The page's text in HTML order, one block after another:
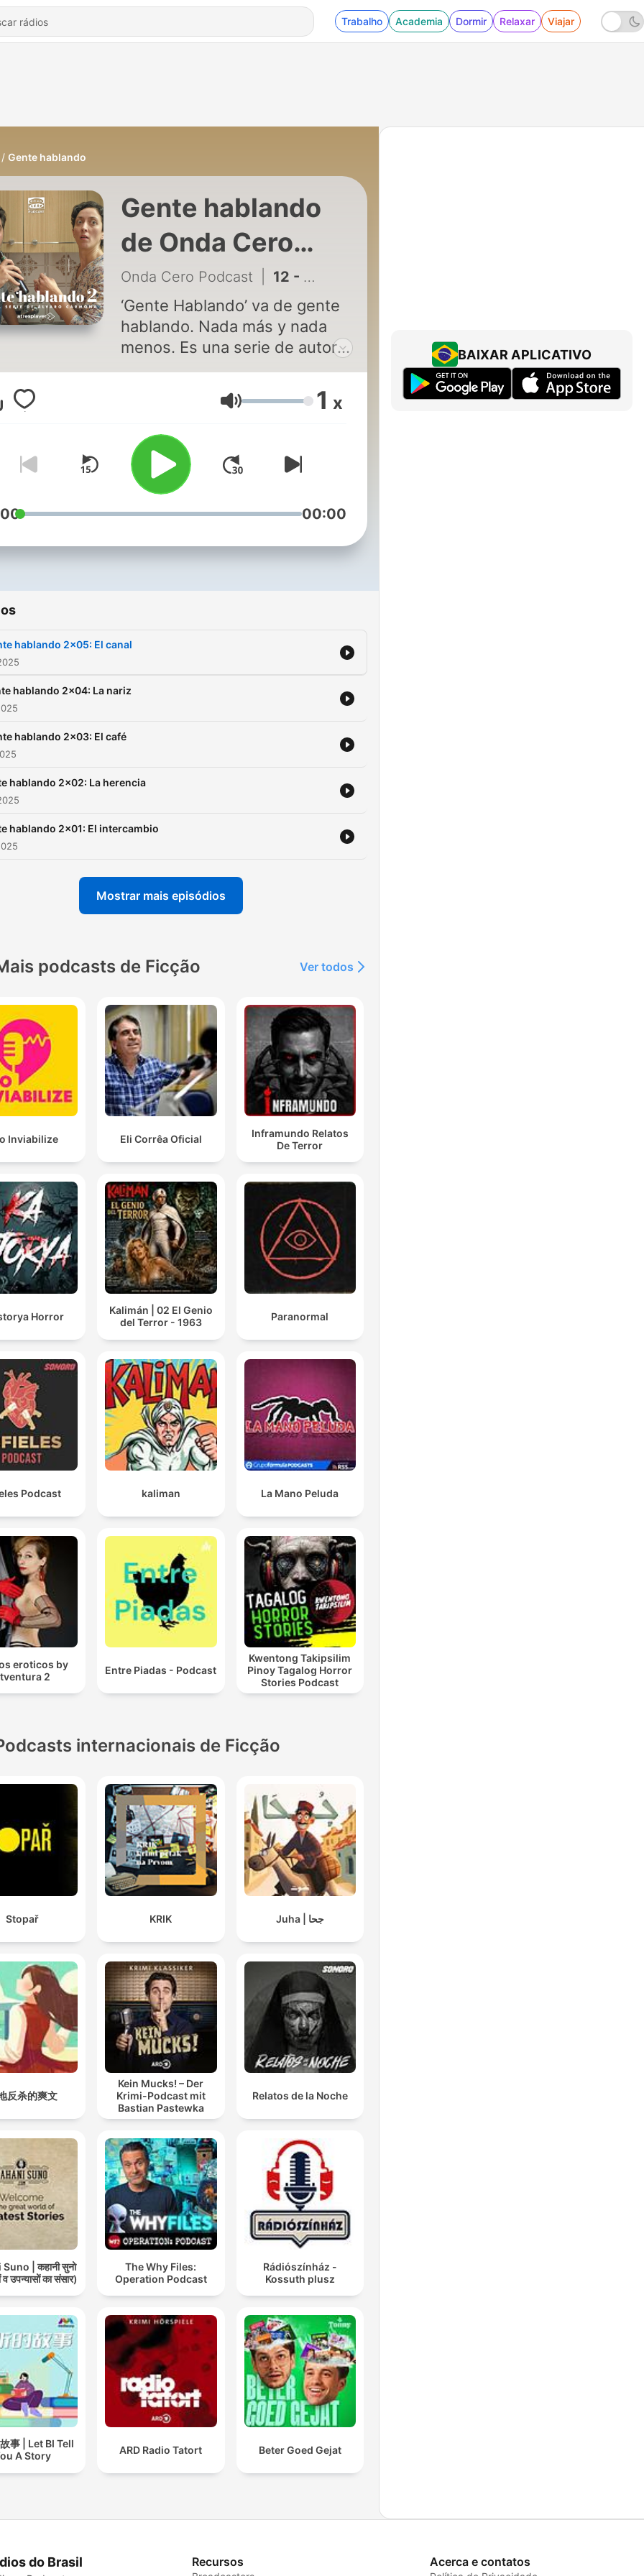
Trabalho Academia Dormir Relaxar Viajar
Gente hablando
Gente hablando
de Onda Cero
Podcast
Onda Cero Podcast 12 - Gente hablando 2x05: El canal
‘Gente Hablando’ va de gente
hablando. Nada más y nada
menos. Es una serie de autor
en su planteamiento, guion y,
por supuesto, dirección, donde
las conversaciones realistas
entre dos personajes
desnudan con naturalidad las
contradicciones de cada uno
de ello y dejan espacio para la
reflexión del
Carmona
Volume 1 x
00:00
hablando 2x05: El canal
hablando 2x04: La nariz
hablando 2x03: El café
hablando 2x02: La herencia
hablando 2x01: El intercambio
Mostrar mais episódios
podcasts de Ficção Ver todos
Inviabilize Eli Corrêa Oficial
Inframundo Relatos
De Terror
Horror
Kalimán | 02 El Genio
del Terror - 1963
Paranormal
Podcast kaliman La Mano Peluda
eroticos by
2
Entre Piadas - Podcast
Kwentong Takipsilim
Pinoy Tagalog Horror
Stories Podcast
internacionais de Ficção
Stopař KRIK Juha | جحا
反杀的爽文
Kein Mucks! – Der
Krimi-Podcast mit
Bastian Pastewka
Relatos de la Noche
| कहानी सुनो
व उपन्यासों का संसार)
The Why Files:
Operation Podcast
Rádiószínház -
Kossuth plusz
事 | Let BI Tell
A Story
ARD Radio Tatort Beter Goed Gejat
BAIXAR APLICATIVO
do Brasil Recursos Acerca e contatos